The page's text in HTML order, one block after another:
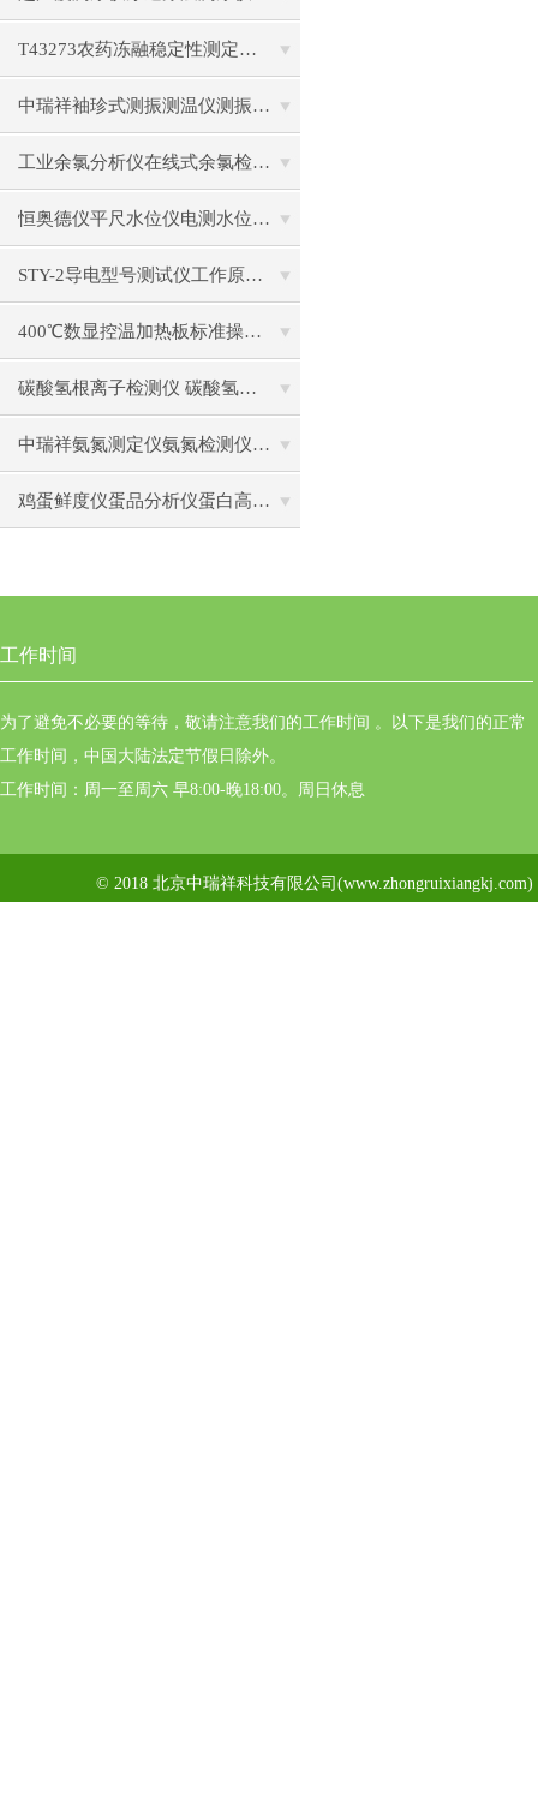
T43273农药冻融稳定性测定仪的操作使用
中瑞祥袖珍式测振测温仪测振仪使用注意事项工作原理
工业余氯分析仪在线式余氯检测仪日常维护注意事项安装与接线步骤
恒奥德仪平尺水位仪电测水位计结构原理操作使用
STY-2导电型号测试仪工作原理标准操作流程
400℃数显控温加热板标准操作流程
碳酸氢根离子检测仪 碳酸氢根水质测定仪操作使用
中瑞祥氨氮测定仪氨氮检测仪操作前准备使用注意事项
鸡蛋鲜度仪蛋品分析仪蛋白高度计通用操作流程
工作时间
为了避免不必要的等待，敬请注意我们的工作时间 。以下是我们的正常
工作时间，中国大陆法定节假日除外。
工作时间：周一至周六 早8:00-晚18:00。周日休息
© 2018 北京中瑞祥科技有限公司